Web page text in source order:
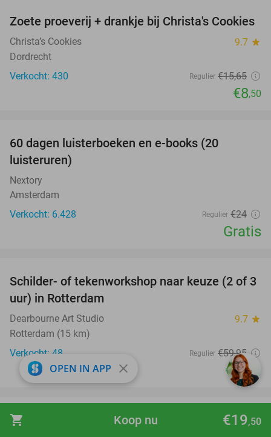
shopping_cart €19,50
Koop nu
46%
Zoete proeverij + drankje bij Christa's Cookies
Christa’s Cookies 9.7 star
Dordrecht
Verkocht: 430
Regulier €15,65
€8,50
60 dagen luisterboeken en e-books (20
luisteruren)
Nextory
Amsterdam
Verkocht: 6.428
Regulier €24
Gratis
58%
Schilder- of tekenworkshop naar keuze (2 of 3
uur) in Rotterdam
Dearbourne Art Studio 9.7 star
Rotterdam (15 km)
Verkocht: 48
Regulier €59,95
€24,95
37%
favorite_border
Speeltegoed of onbeperkt gamen (60 of 90
OPEN IN APP close